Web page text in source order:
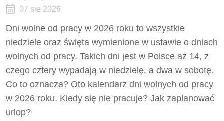
07 sie 2026
Dni wolne od pracy w 2026 roku to wszystkie
niedziele oraz święta wymienione w ustawie o dniach
wolnych od pracy. Takich dni jest w Polsce aż 14, z
czego cztery wypadają w niedzielę, a dwa w sobotę.
Co to oznacza? Oto kalendarz dni wolnych od pracy
w 2026 roku. Kiedy się nie pracuje? Jak zaplanować
urlop?